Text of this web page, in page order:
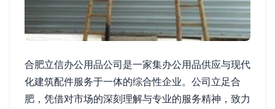
合肥立信办公用品公司是一家集办公用品供应与现代
化建筑配件服务于一体的综合性企业。公司立足合
肥，凭借对市场的深刻理解与专业的服务精神，致力